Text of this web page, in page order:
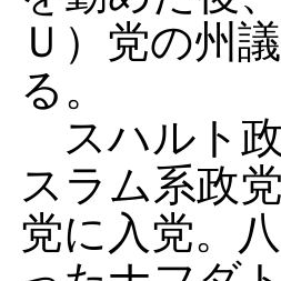
Ｕ）党の州
る。
スハルト
スラム系政
党に入党。